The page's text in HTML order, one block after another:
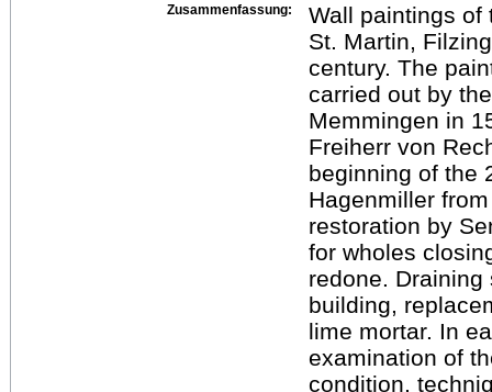
Zusammenfassung:
Wall paintings of
St. Martin,
century. The
carried out by
Memmingen in
Freiherr von
beginning of the
Hagenmiller
restoration by
for wholes
redone.
building,
lime mortar. In
examination of
condition,